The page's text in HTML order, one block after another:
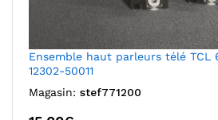
Ensemble haut parleurs télé TCL
12302-50011
Magasin: stef771200